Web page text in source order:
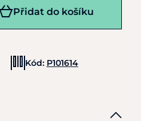
Přidat do košíku
Kód: P101614